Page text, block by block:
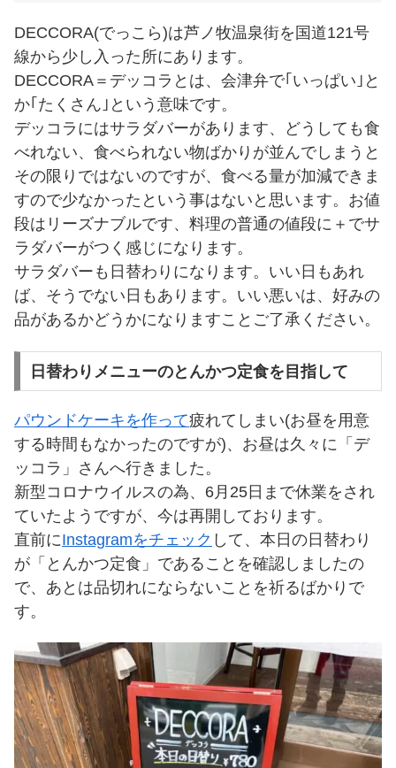
DECCORA(でっこら)は芦ノ牧温泉街を国道121号
線から少し入った所にあります。
DECCORA＝デッコラとは、会津弁で｢いっぱい｣と
か｢たくさん｣という意味です。
デッコラにはサラダバーがあります、どうしても食
べれない、食べられない物ばかりが並んでしまうと
その限りではないのですが、食べる量が加減できま
すので少なかったという事はないと思います。お値
段はリーズナブルです、料理の普通の値段に＋でサ
ラダバーがつく感じになります。
サラダバーも日替わりになります。いい日もあれ
ば、そうでない日もあります。いい悪いは、好みの
品があるかどうかになりますことご了承ください。
日替わりメニューのとんかつ定食を目指して
パウンドケーキを作って疲れてしまい(お昼を用意
する時間もなかったのですが)、お昼は久々に「デ
ッコラ」さんへ行きました。
新型コロナウイルスの為、6月25日まで休業をされ
ていたようですが、今は再開しております。
直前にInstagramをチェック して、本日の日替わり
が「とんかつ定食」であることを確認しましたの
で、あとは品切れにならないことを祈るばかりで
す。